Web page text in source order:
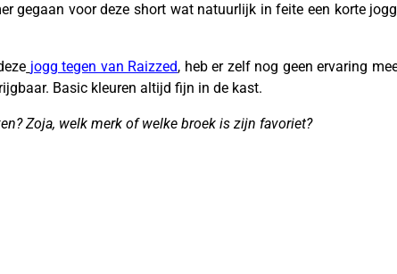
gegaan voor deze short wat natuurlijk in feite een korte
jogg tegen van Raizzed, heb er zelf nog geen ervaring
Basic kleuren altijd fijn in de kast.
Zoja, welk merk of welke broek is zijn favoriet?